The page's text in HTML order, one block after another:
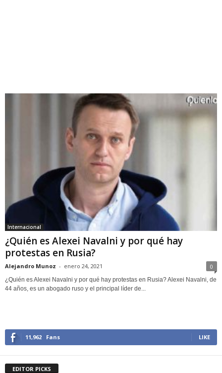
Internacional
¿Quién es Alexei Navalni y por qué hay
protestas en Rusia?
Alejandro Munoz - enero 24, 2021 0
¿Quién es Alexei Navalni y por qué hay protestas en Rusia? Alexei Navalni, de
44 años, es un abogado ruso y el principal líder de...
11,962 Fans LIKE
EDITOR PICKS